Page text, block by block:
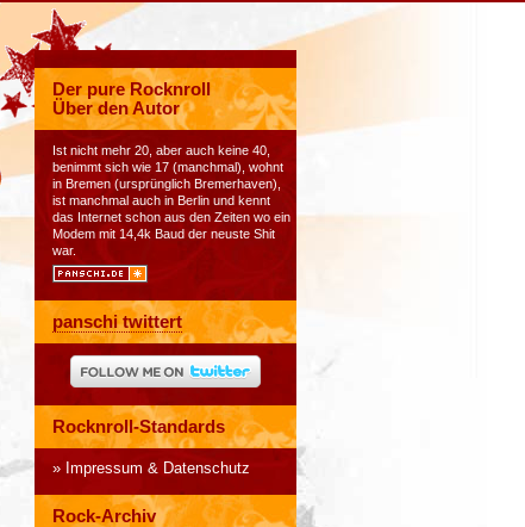
Der pure Rocknroll
Über den Autor
Ist nicht mehr 20, aber auch keine 40,
benimmt sich wie 17 (manchmal), wohnt
in Bremen (ursprünglich Bremerhaven),
ist manchmal auch in Berlin und kennt
das Internet schon aus den Zeiten wo ein
Modem mit 14,4k Baud der neuste Shit
war.
panschi twittert
Rocknroll-Standards
Impressum & Datenschutz
Rock-Archiv